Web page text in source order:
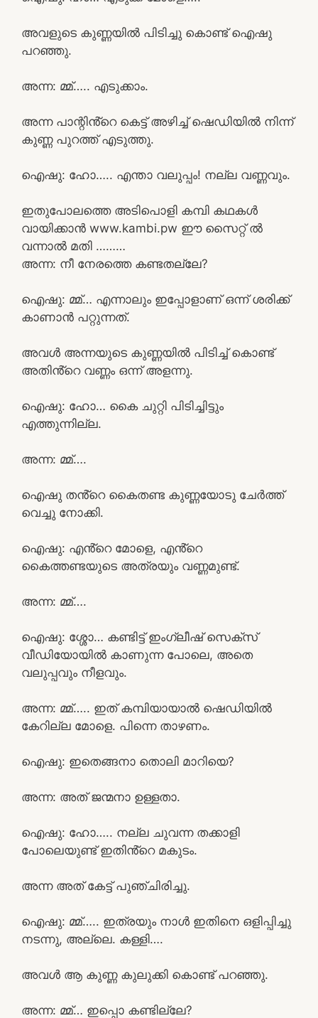
അവളുടെ കുണ്ണയിൽ പിടിച്ചു കൊണ്ട് ഐഷു
പറഞ്ഞു.
അന്ന: മ്മ്….. എടുക്കാം.
അന്ന പാന്റിൻ്റെ കെട്ട് അഴിച്ച് ഷെഡിയിൽ നിന്ന്
കുണ്ണ പുറത്ത് എടുത്തു.
ഐഷു: ഹോ….. എന്താ വലുപ്പം! നല്ല വണ്ണവും.
ഇതുപോലത്തെ അടിപൊളി കമ്പി കഥകൾ
വായിക്കാൻ www.kambi.pw ഈ സൈറ്റ് ൽ
വന്നാൽ മതി ………
അന്ന: നീ നേരത്തെ കണ്ടതല്ലേ?
ഐഷു: മ്മ്… എന്നാലും ഇപ്പോളാണ് ഒന്ന് ശരിക്ക്
കാണാൻ പറ്റുന്നത്.
അവൾ അന്നയുടെ കുണ്ണയിൽ പിടിച്ച് കൊണ്ട്
അതിൻ്റെ വണ്ണം ഒന്ന് അളന്നു.
ഐഷു: ഹോ… കൈ ചുറ്റി പിടിച്ചിട്ടും
എത്തുന്നില്ല.
അന്ന: മ്മ്….
ഐഷു തൻ്റെ കൈതണ്ട കുണ്ണയോടു ചേർത്ത്
വെച്ചു നോക്കി.
ഐഷു: എൻ്റെ മോളെ, എൻ്റെ
കൈത്തണ്ടയുടെ അത്രയും വണ്ണമുണ്ട്.
അന്ന: മ്മ്….
ഐഷു: ശ്ശോ… കണ്ടിട്ട് ഇംഗ്ലീഷ് സെക്സ്
വീഡിയോയിൽ കാണുന്ന പോലെ, അതെ
വലുപ്പവും നീളവും.
അന്ന: മ്മ്….. ഇത് കമ്പിയായാൽ ഷെഡിയിൽ
കേറില്ല മോളെ. പിന്നെ താഴണം.
ഐഷു: ഇതെങ്ങനാ തൊലി മാറിയെ?
അന്ന: അത് ജന്മനാ ഉള്ളതാ.
ഐഷു: ഹോ….. നല്ല ചുവന്ന തക്കാളി
പോലെയുണ്ട് ഇതിൻ്റെ മകുടം.
അന്ന അത് കേട്ട് പുഞ്ചിരിച്ചു.
ഐഷു: മ്മ്….. ഇത്രയും നാൾ ഇതിനെ ഒളിപ്പിച്ചു
നടന്നു, അല്ലെ. കള്ളി….
അവൾ ആ കുണ്ണ കുലുക്കി കൊണ്ട് പറഞ്ഞു.
അന്ന: മ്മ്… ഇപ്പൊ കണ്ടില്ലേ?